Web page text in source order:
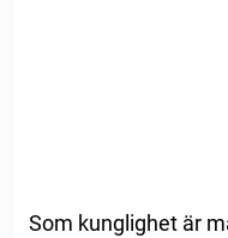
Som kunglighet är